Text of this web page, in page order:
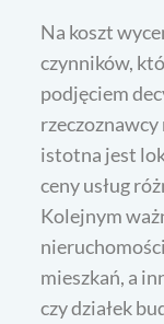
Na koszt
czynników,
podjęciem
istotna jest
ceny usług
Kolejnym
mieszkań, a
czy działek